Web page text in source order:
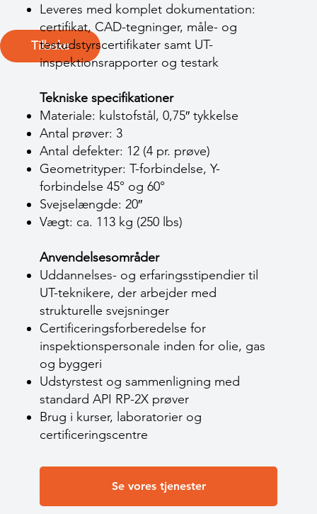
Tilbake
Leveres med komplet dokumentation:
certifikat, CAD-tegninger, måle- og
testudstyrscertifikater samt UT-
inspektionsrapporter og testark
Tekniske specifikationer
Materiale: kulstofstål, 0,75″ tykkelse
Antal prøver: 3
Antal defekter: 12 (4 pr. prøve)
Geometrityper: T-forbindelse, Y-
forbindelse 45° og 60°
Svejselængde: 20″
Vægt: ca. 113 kg (250 lbs)
Anvendelsesområder
Uddannelses- og erfaringsstipendier til
UT-teknikere, der arbejder med
strukturelle svejsninger
Certificeringsforberedelse for
inspektionspersonale inden for olie, gas
og byggeri
Udstyrstest og sammenligning med
standard API RP-2X prøver
Brug i kurser, laboratorier og
certificeringscentre
Se vores tjenester